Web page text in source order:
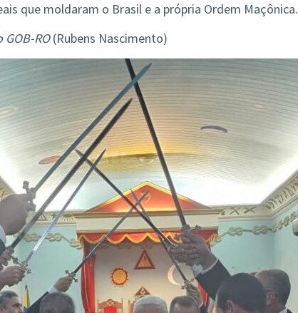
que moldaram o Brasil e a própria Ordem Maçônica.
RO(Rubens Nascimento)